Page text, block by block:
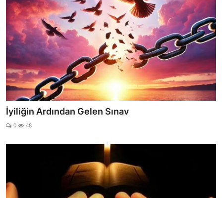
İyiliğin Ardından Gelen Sınav
0 48